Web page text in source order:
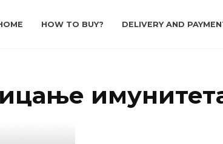
HOW TO BUY? DELIVERY AND